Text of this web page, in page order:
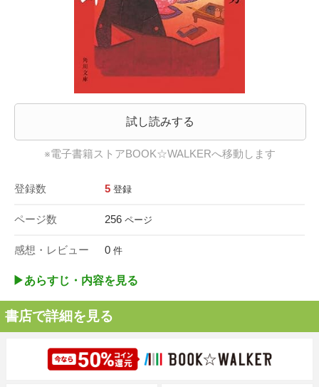
試し読みする
※電子書籍ストアBOOK☆WALKERへ移動します
登録数 5 登録
ページ数 256 ページ
感想・レビュー 0 件
▶︎あらすじ・内容を見る
書店で詳細を見る